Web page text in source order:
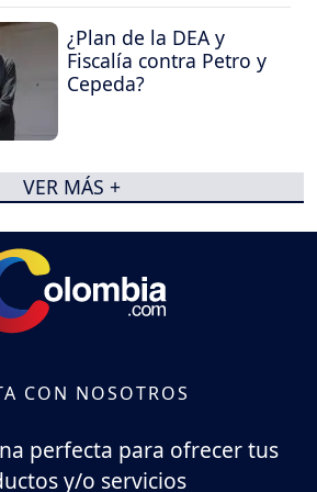
¿Plan de la DEA y
Fiscalía contra Petro y
Cepeda?
VER MÁS +
CON NOSOTROS
perfecta para ofrecer tus
y/o servicios